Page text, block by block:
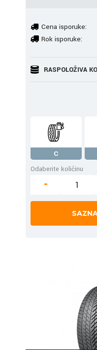
Cena isporuke:
Rok isporuke:
RASPOLOŽIVA
C
Odaberite količinu
-